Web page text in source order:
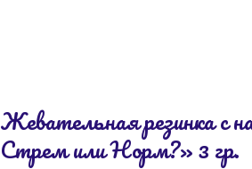
Жевательная резинка с
Стрем или Норм?» 3 гр.